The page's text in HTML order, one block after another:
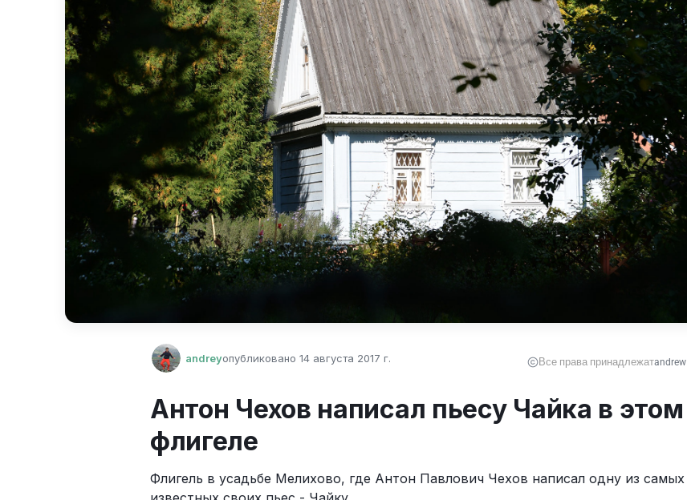
andreyопубликовано 14 августа 2017 г. Все права принадлежатandrew
Антон Чехов написал пьесу Чайка в этом
флигеле
Флигель в усадьбе Мелихово, где Антон Павлович Чехов написал одну из самых